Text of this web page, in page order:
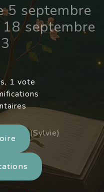
5 septembre
septembre
1 vote
(Sylvie)